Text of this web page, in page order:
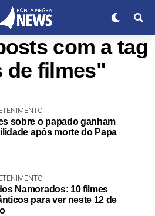
com a tag
de filmes"
sobre o papado ganham
após morte do Papa
Namorados: 10 filmes
para ver neste 12 de